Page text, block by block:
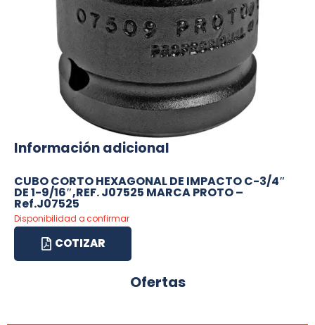
Información adicional
CUBO CORTO HEXAGONAL DE IMPACTO C-3/4″
DE 1-9/16″,REF. J07525 MARCA PROTO –
Ref.J07525
Disponibilidad a confirmar
COTIZAR
Ofertas